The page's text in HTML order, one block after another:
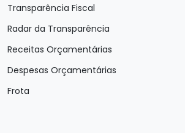
Transparência Fiscal
Radar da Transparência
Receitas Orçamentárias
Despesas Orçamentárias
Frota